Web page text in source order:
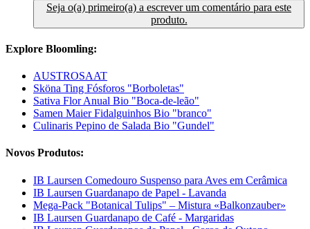
Seja o(a) primeiro(a) a escrever um comentário para este
produto.
Explore Bloomling:
AUSTROSAAT
Sköna Ting Fósforos "Borboletas"
Sativa Flor Anual Bio "Boca-de-leão"
Samen Maier Fidalguinhos Bio "branco"
Culinaris Pepino de Salada Bio "Gundel"
Novos Produtos:
IB Laursen Comedouro Suspenso para Aves em Cerâmica
IB Laursen Guardanapo de Papel - Lavanda
Mega-Pack "Botanical Tulips" – Mistura «Balkonzauber»
IB Laursen Guardanapo de Café - Margaridas